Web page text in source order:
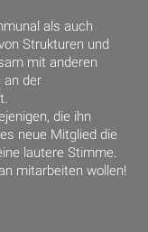
als auch
Strukturen und
mit anderen
an der
die ihn
neue Mitglied die
lautere Stimme.
mitarbeiten wollen!